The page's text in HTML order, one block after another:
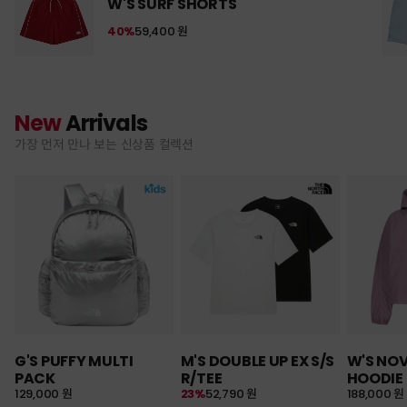
59,400 원
40%
NewArrivals
가장 먼저 만나 보는 신상품 컬렉션
G'S PUFFY MULTI
PACK
129,000 원
M'S DOUBLE UP EX S/S
R/TEE
52,790 원
23%
W'S
HOODIE
188,000 원